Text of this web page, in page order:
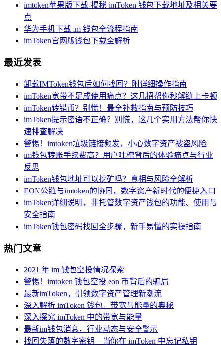
imtoken苹果版下载-揭秘 imToken 钱包下载地址及相关要
点
华为手机下载 im 钱包全流程指南
imToken官网版钱包下载全解析
最近发表
卸载IMToken钱包后如何找回？附详细操作指南
imToken宽带不足成使用痛点？这几招帮你秒解链上卡顿
imToken转错币？别慌！最全补救指南与预防技巧
imToken提示密语不正确？别慌，这几个实用方法帮你快
速排查解决
警惕！imtoken垃圾链接频发，小心数字资产被盗风险
im钱包转账手续费高？用户吐槽背后的体验痛点与行业
反思
imToken钱包地址可以挖矿吗？真相与风险全解析
EON公链与imtoken的协同，数字资产新时代的便捷入口
imToken详细说明，非托管数字资产钱包的功能、使用与
安全指南
imToken钱包密码找回全步骤，新手易懂的实操指南
热门文章
2021 年 im 钱包空投情况探索
警惕！imtoken 钱包空投 eon 币背后的骗局
最新imToken，引领数字资产管理新潮流
深入解析 imToken 钱包，带宽与能量的奥秘
深入探究 imToken 中的带宽与能量
最新im钱包消息，行业动态与安全警示
找回失落的数字密钥—当你在 imToken 中忘记私钥